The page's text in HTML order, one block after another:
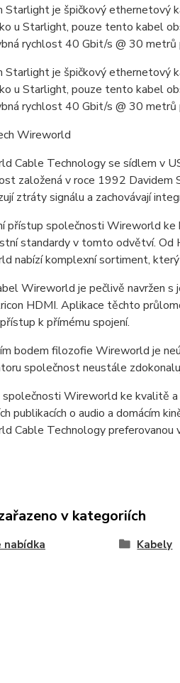
Starlight je špičkový ethernetový
u Starlight, pouze tento kabel
rychlost 40 Gbit/s @ 30
Starlight je špičkový ethernetový
u Starlight, pouze tento kabel
rychlost 40 Gbit/s @ 30
Wireworld
Cable Technology se sídlem v
založená v roce 1992
ztráty signálu a zachovávají
přístup společnosti Wireworld
standardy v tomto odvětví. Od
nabízí komplexní sortiment,
Wireworld je pečlivě navržen s
HDMI. Aplikace těchto
k přímému spojení.
bodem filozofie Wireworld je
společnost neustále
společnosti Wireworld ke kvalitě
publikacích o audio a domácím
Cable Technology preferovanou
v kategoriích
nabídka Kabely